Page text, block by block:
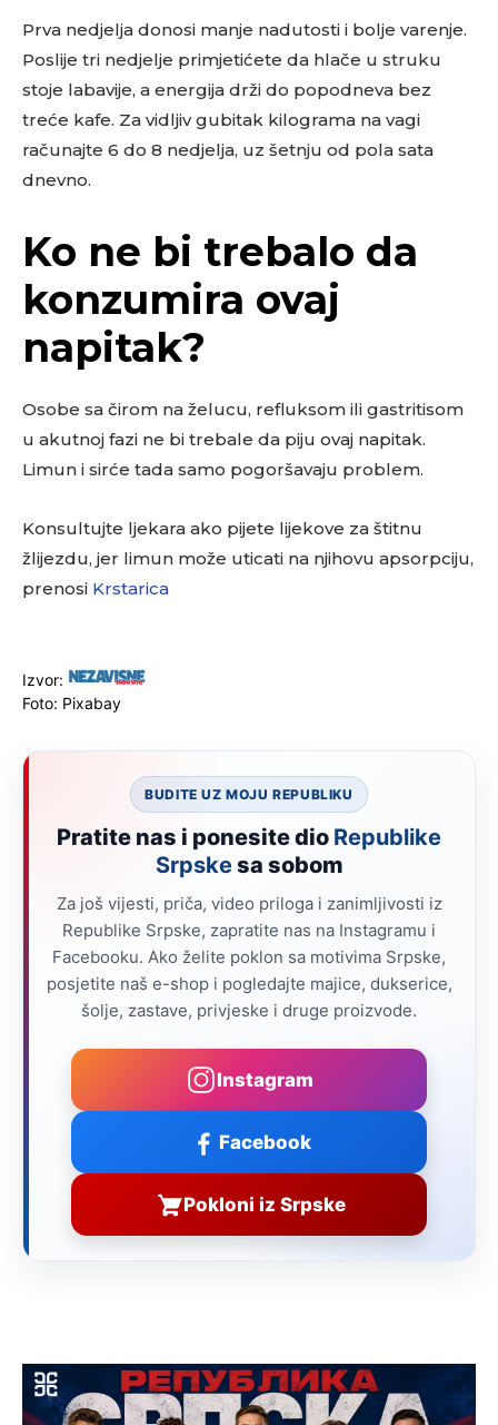
Prva nedjelja donosi manje nadutosti i bolje varenje.
Poslije tri nedjelje primjetićete da hlače u struku
stoje labavije, a energija drži do popodneva bez
treće kafe. Za vidljiv gubitak kilograma na vagi
računajte 6 do 8 nedjelja, uz šetnju od pola sata
dnevno.
Ko ne bi trebalo da
konzumira ovaj
napitak?
Osobe sa čirom na želucu, refluksom ili gastritisom
u akutnoj fazi ne bi trebale da piju ovaj napitak.
Limun i sirće tada samo pogoršavaju problem.
Konsultujte ljekara ako pijete lijekove za štitnu
žlijezdu, jer limun može uticati na njihovu apsorpciju,
prenosi Krstarica
Izvor:
Foto: Pixabay
BUDITE UZ MOJU REPUBLIKU
Pratite nas i ponesite dio Republike
Srpskesa sobom
Za još vijesti, priča, video priloga i zanimljivosti iz
Republike Srpske, zapratite nas na Instagramu i
Facebooku. Ako želite poklon sa motivima Srpske,
posjetite naš e-shop i pogledajte majice, dukserice,
šolje, zastave, privjeske i druge proizvode.
Instagram
Facebook
Pokloni iz Srpske